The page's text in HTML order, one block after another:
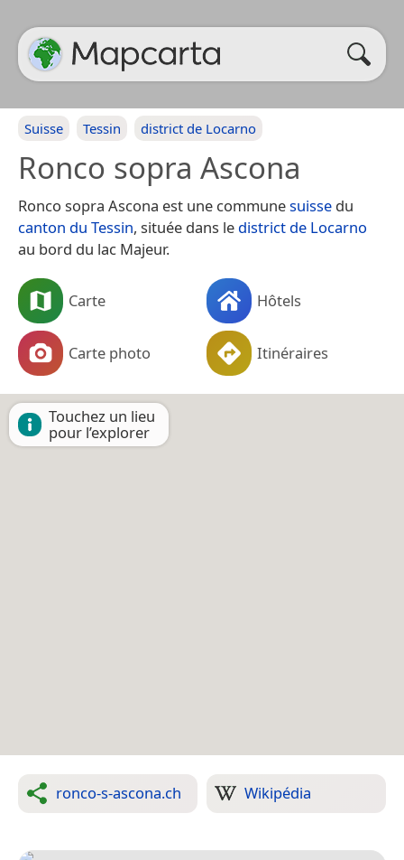
Suisse Tessin district de Locarno
Ronco sopra Ascona
Ronco sopra Ascona est une communesuisse du
canton du Tessin, située dans le district de Locarno
au bord du lac Majeur.
Carte Hôtels
Carte photo Itinéraires
Touchez un lieu
pour l’explorer
ronco-s-ascona.ch Wikipédia